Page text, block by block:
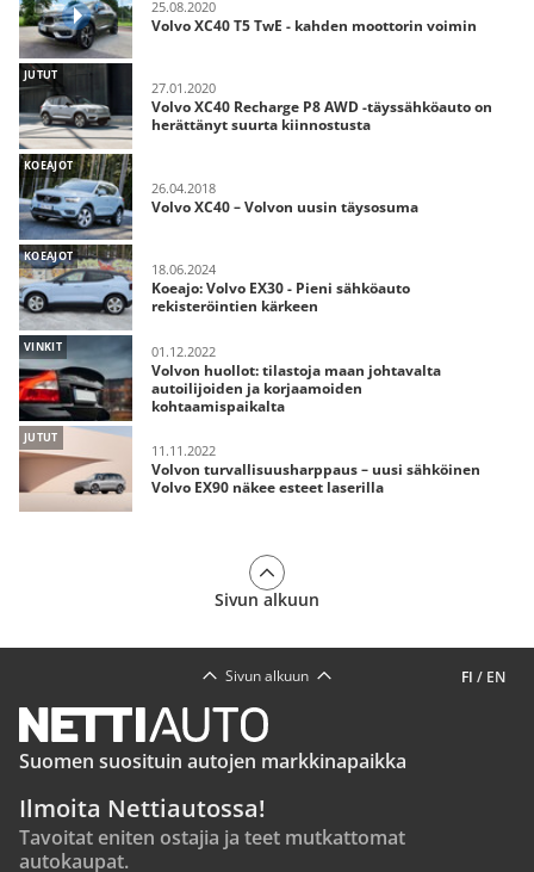
25.08.2020
Volvo XC40 T5 TwE - kahden moottorin voimin
JUTUT
27.01.2020
Volvo XC40 Recharge P8 AWD -täyssähköauto on
herättänyt suurta kiinnostusta
KOEAJOT
26.04.2018
Volvo XC40 – Volvon uusin täysosuma
KOEAJOT
18.06.2024
Koeajo: Volvo EX30 - Pieni sähköauto
rekisteröintien kärkeen
VINKIT 01.12.2022
Volvon huollot: tilastoja maan johtavalta
autoilijoiden ja korjaamoiden
kohtaamispaikalta
JUTUT
11.11.2022
Volvon turvallisuusharppaus – uusi sähköinen
Volvo EX90 näkee esteet laserilla
Sivun alkuun
FI / EN
Sivun alkuun
Suomen suosituin autojen markkinapaikka
Ilmoita Nettiautossa!
Tavoitat eniten ostajia ja teet mutkattomat
autokaupat.